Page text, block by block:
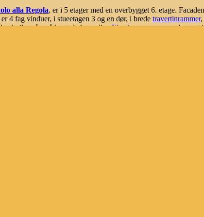
alla Regola, er i 5 etager med en overbygget 6. etage.
4 fag vinduer, i stueetagen 3 og en dør, i brede travertinrammer,
hviler på små kantede konsoller.Ejendommen, som er bygget